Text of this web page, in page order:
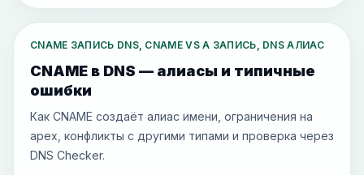
CNAME ЗАПИСЬ DNS, CNAME VS A ЗАПИСЬ, DNS АЛИАС
CNAME в DNS — алиасы и типичные
ошибки
Как CNAME создаёт алиас имени, ограничения на
apex, конфликты с другими типами и проверка через
DNS Checker.